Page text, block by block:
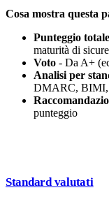
Cosa mostra questa
Punteggio totale
maturità di
Voto - Da A+
Analisi per
DMARC, BIMI,
punteggio
Standard valutati